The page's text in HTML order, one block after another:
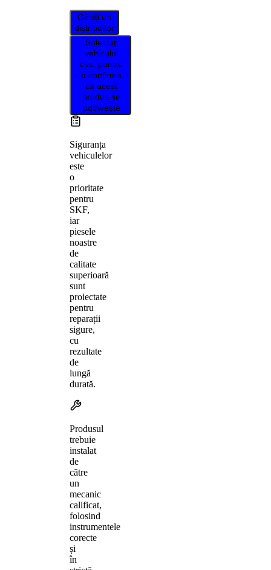
Găsiți un
distribuitor
Selectați
vehiculul
dvs. pentru
a confirma
că acest
produs se
potrivește
Siguranța
vehiculelor
este
o
prioritate
pentru
SKF,
iar
piesele
noastre
de
calitate
superioară
sunt
proiectate
pentru
reparații
sigure,
cu
rezultate
de
lungă
durată.
Produsul
trebuie
instalat
de
către
un
mecanic
calificat,
folosind
instrumentele
corecte
și
în